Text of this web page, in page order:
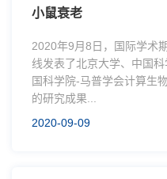
小鼠衰老
2020年9月8日，国际学术
线发表了北京大学、中国
国科学院-马普学会计算生
的研究成果...
2020-09-09